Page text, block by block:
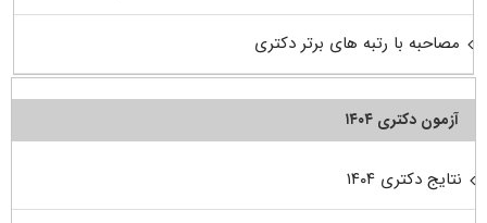
مصاحبه با رتبه های برتر دکتری
آزمون دکتری ۱۴۰۴
نتایج دکتری ۱۴۰۴